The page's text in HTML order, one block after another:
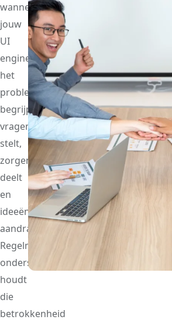
wanneer
jouw
UI
engineer
het
probleem
begrijpt,
vragen
stelt,
zorgen
deelt
en
ideeën
aandraagt.
Regelmatige
ondersteuning
houdt
die
betrokkenheid